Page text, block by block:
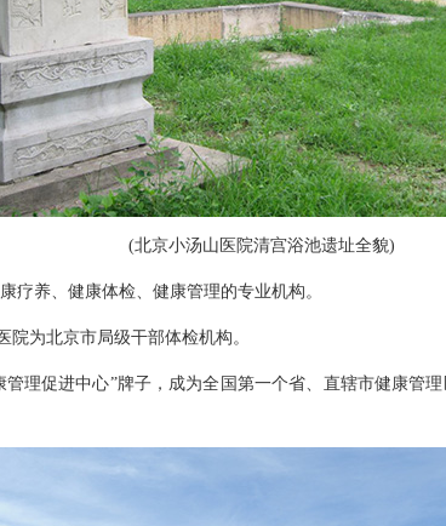
(北京小汤山医院清宫浴池遗址全貌)
养、健康体检、健康管理的专业机构。
为北京市局级干部体检机构。
促进中心”牌子，成为全国第一个省、直辖市健康管